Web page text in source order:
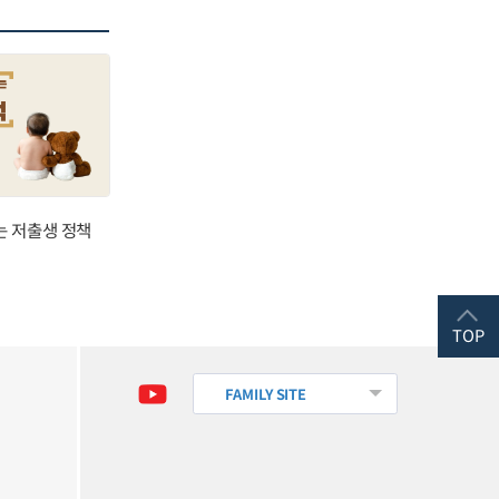
저출생 정책
FAMILY SITE
TOP